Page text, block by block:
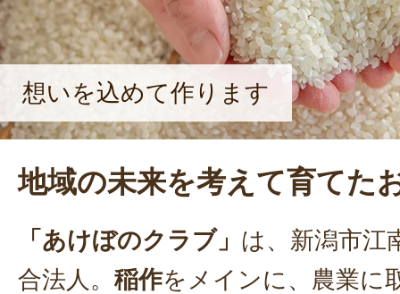
想いを込めて作ります
地域の未来を考えて育てた
「あけぼのクラブ」 は、新潟市江
合法人。 稲作をメインに、農業に